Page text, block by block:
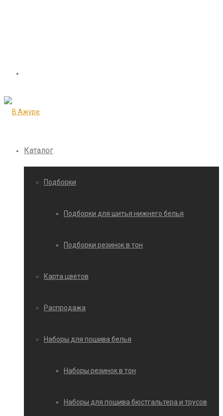
Каталог
Подборки
Подборки для шитья нижнего белья
Подборки резинок в тон
Карта цветов
Распродажа
Наборы для пошива белья
Наборы резинок в тон
Наборы для пошива бюстгальтера и трусов